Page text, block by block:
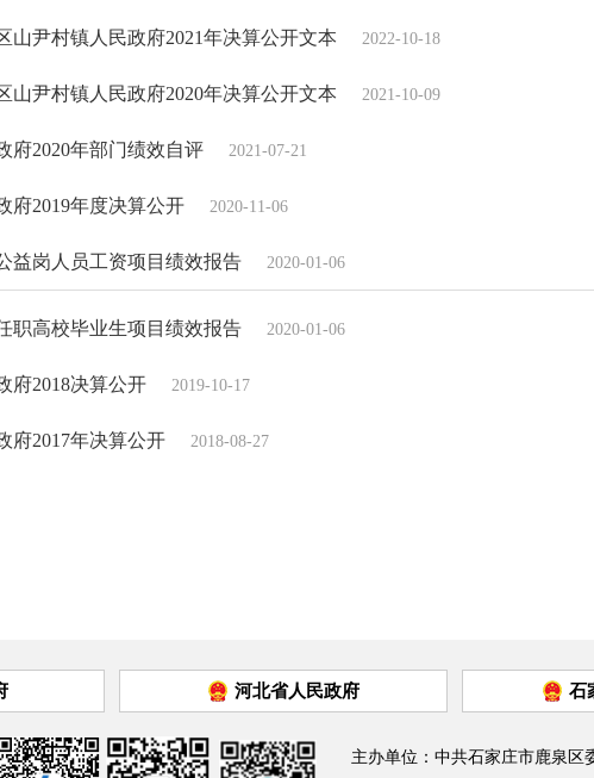
山尹村镇人民政府2021年决算公开文本 2022-10-18
山尹村镇人民政府2020年决算公开文本 2021-10-09
府2020年部门绩效自评 2021-07-21
府2019年度决算公开 2020-11-06
益岗人员工资项目绩效报告 2020-01-06
职高校毕业生项目绩效报告 2020-01-06
府2018决算公开 2019-10-17
府2017年决算公开 2018-08-27